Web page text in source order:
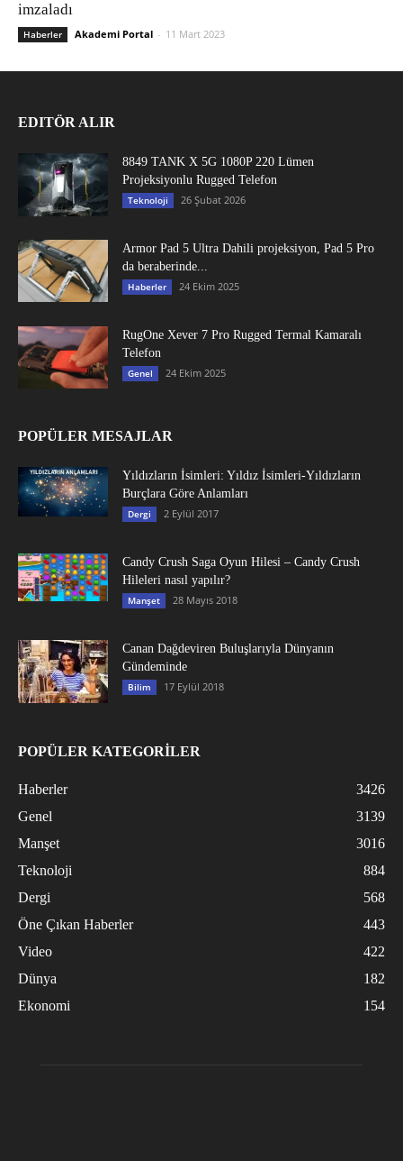
imzaladı
Haberler Akademi Portal - 11 Mart 2023
EDITÖR ALIR
8849 TANK X 5G 1080P 220 Lümen
Projeksiyonlu Rugged Telefon
Teknoloji 26 Şubat 2026
Armor Pad 5 Ultra Dahili projeksiyon, Pad 5 Pro
da beraberinde...
Haberler 24 Ekim 2025
RugOne Xever 7 Pro Rugged Termal Kamaralı
Telefon
Genel 24 Ekim 2025
POPÜLER MESAJLAR
Yıldızların İsimleri: Yıldız İsimleri-Yıldızların
Burçlara Göre Anlamları
Dergi 2 Eylül 2017
Candy Crush Saga Oyun Hilesi – Candy Crush
Hileleri nasıl yapılır?
Manşet 28 Mayıs 2018
Canan Dağdeviren Buluşlarıyla Dünyanın
Gündeminde
Bilim 17 Eylül 2018
POPÜLER KATEGORİLER
Haberler
3426
Genel
3139
Manşet
3016
Teknoloji
884
Dergi
568
Öne Çıkan Haberler
443
Video
422
Dünya
182
Ekonomi
154